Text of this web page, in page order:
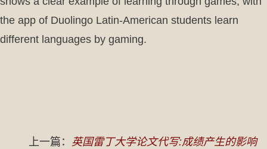
the app of Duolingo Latin-American students learn
different languages by gaming.
上一篇：
英国雷丁大学论文代写:成绩产生的影响